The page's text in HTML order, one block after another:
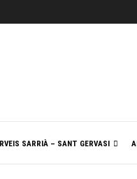
SARRIÀ – SANT GERVASI